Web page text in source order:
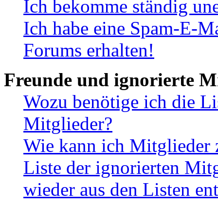
Ich bekomme ständig
Ich habe eine Spam-E-
Forums erhalten!
Freunde und ignorierte
Wozu benötige ich die
Mitglieder?
Wie kann ich Mitglieder
Liste der ignorierten
wieder aus den Listen